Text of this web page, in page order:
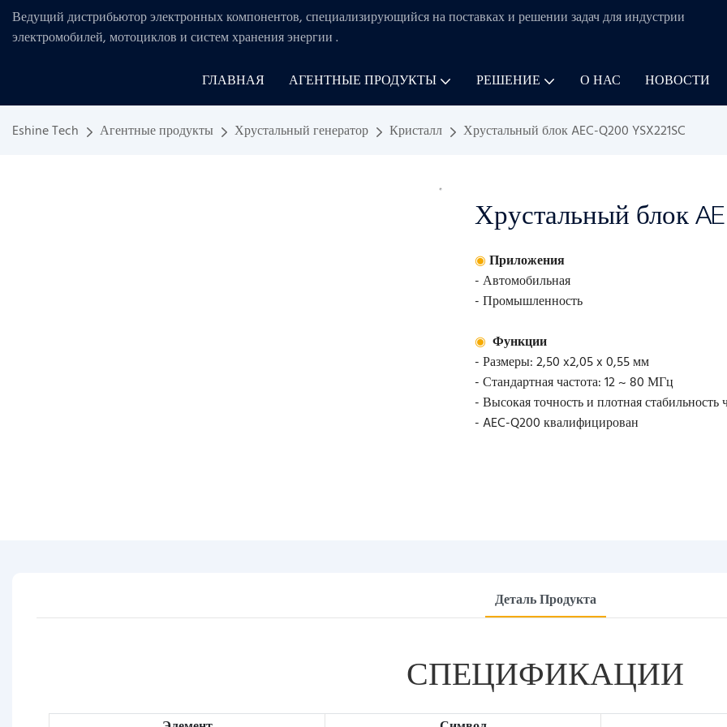
Ведущий дистрибьютор электронных компонентов, специализирующийся на поставках и решении задач дляиндустрии
электромобилей, мотоциклов и систем хранения энергии.
ГЛАВНАЯ АГЕНТНЫЕ ПРОДУКТЫ РЕШЕНИЕ О НАС НОВОСТИ
Eshine Tech Агентные продукты Хрустальный генератор Кристалл Хрустальный блок AEC-Q200 YSX221SC
Хрустальный блок
◉Приложения
- Автомобильная
- Промышленность
◉ Функции
- Размеры: 2,50 x2,05 x 0,55 мм
- Стандартная частота: 12 ~ 80 МГц
- Высокая точность и плотная стабильность
- AEC-Q200 квалифицирован
Деталь Продукта
СПЕЦИФИКАЦИИ